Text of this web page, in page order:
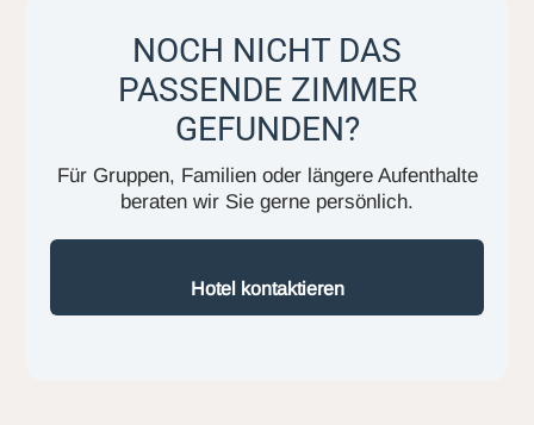
NOCH NICHT DAS
PASSENDE ZIMMER
GEFUNDEN?
Für Gruppen, Familien oder längere Aufenthalte
beraten wir Sie gerne persönlich.
Hotel kontaktieren